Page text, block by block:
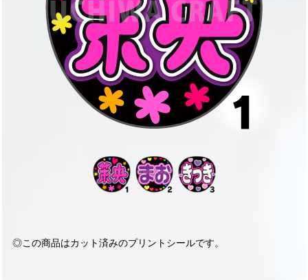
◎この商品はカット済みのプリントシールです。